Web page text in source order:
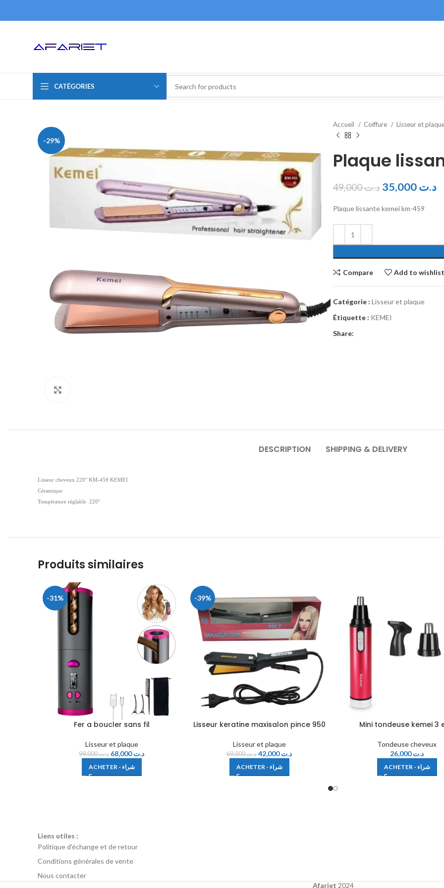
CATÉGORIES
-29%
Accueil Coiffure Lisseur et
Plaque
د.ت49,000 د.ت
Plaque lissante kemei km-459
Compare Add to wishlist
Catégorie : Lisseur et plaque
Étiquette : KEMEI
Share:
DESCRIPTION SHIPPING & DELIVERY
Lisseur cheveux 220° KM-459 KEMEI
Céramique
Température réglable 220°
Produits similaires
-31%
Fer a boucler sans fil
Lisseur et plaque
د.ت99,000 د.ت68,000
ACHETER - شراء
-39%
Lisseur keratine maxisalon pince 950
Lisseur et plaque
د.ت69,000 د.ت42,000
ACHETER - شراء
Mini tondeuse kemei 3
Tondeuse cheveux
د.ت26,000
ACHETER - شراء
Liens utiles :
Politique d'échange et de retour
Conditions générales de vente
Nous contacter
Afariet 2024